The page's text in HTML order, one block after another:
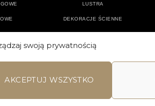
swoją prywatnością
AKCEPTUJ WSZYSTKO
LUSTRA
DEKORACJE ŚCIENNE
AKCESORIA ŁAZIENKOWE
TEKSTYLIA